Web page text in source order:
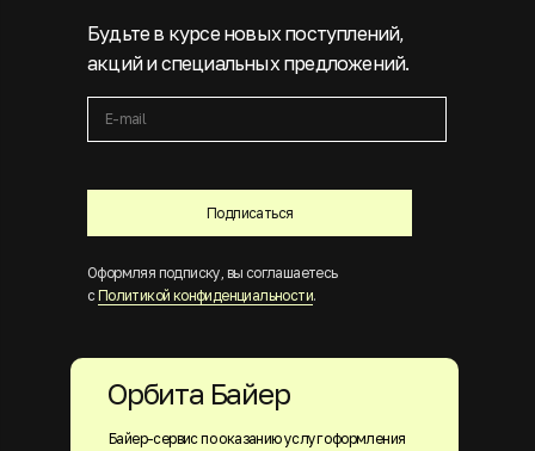
Подписаться
Будьте в курсе новых поступлений,
акций и специальных предложений.
Оформляя подписку, вы соглашаетесь
с Политикой конфиденциальности.
Байер-сервис по оказанию услуг оформления
Орбита Байер